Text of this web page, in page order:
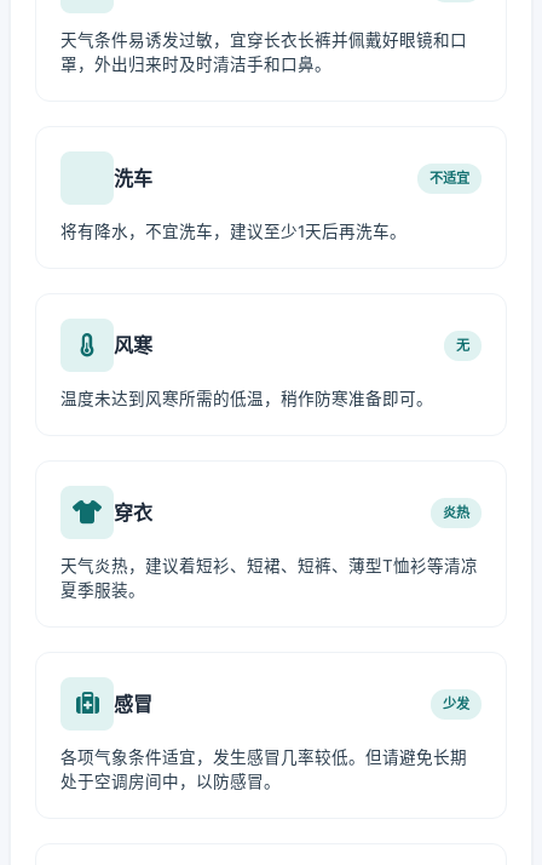
天气条件易诱发过敏，宜穿长衣长裤并佩戴好眼镜和口
罩，外出归来时及时清洁手和口鼻。
洗车 不适宜
将有降水，不宜洗车，建议至少1天后再洗车。
风寒 无
温度未达到风寒所需的低温，稍作防寒准备即可。
穿衣 炎热
天气炎热，建议着短衫、短裙、短裤、薄型T恤衫等清凉
夏季服装。
感冒 少发
各项气象条件适宜，发生感冒几率较低。但请避免长期
处于空调房间中，以防感冒。